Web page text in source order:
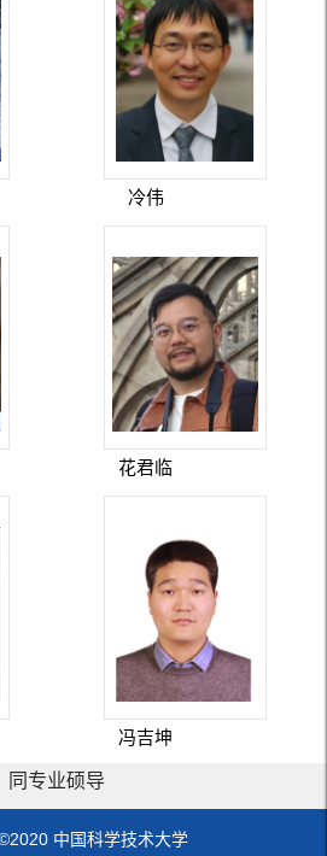
冷伟
花君临
冯吉坤
同专业硕导
中国科学技术大学